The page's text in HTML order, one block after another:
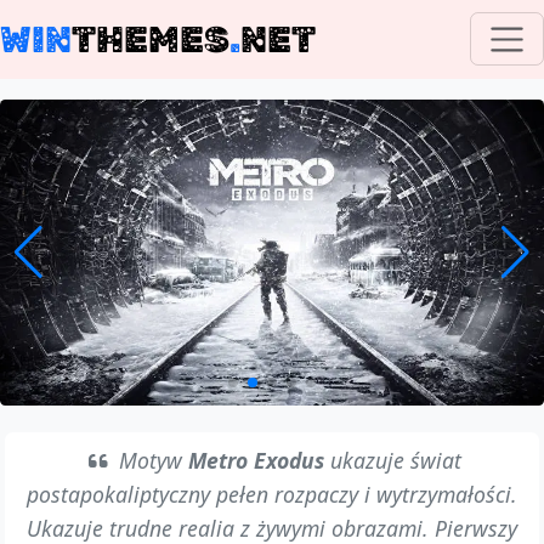
WINTHEMES.NET
MotywMetro Exodusukazuje świat
postapokaliptyczny pełen rozpaczy i wytrzymałości.
Ukazuje trudne realia z żywymi obrazami. Pierwszy